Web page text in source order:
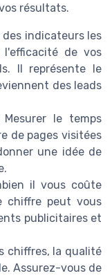
résultats.
indicateurs les
l'efficacité de vos
Il représente le
des leads
le temps
de pages visitées
une idée de
il vous coûte
chiffre peut vous
publicitaires et
chiffres, la qualité
Assurez-vous de